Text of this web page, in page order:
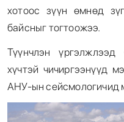
хотоос зүүн өмнөд
байсныг тогтоожээ.
Түүнчлэн
хүчтэй чичиргээнүүд
АНУ-ын сейсмологичид